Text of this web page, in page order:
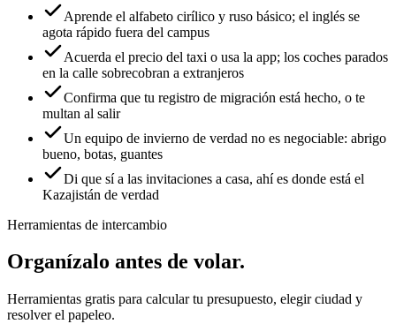
Aprende el alfabeto cirílico y ruso básico; el inglés se
agota rápido fuera del campus
Acuerda el precio del taxi o usa la app; los coches parados
en la calle sobrecobran a extranjeros
Confirma que tu registro de migración está hecho, o te
multan al salir
Un equipo de invierno de verdad no es negociable: abrigo
bueno, botas, guantes
Di que sí a las invitaciones a casa, ahí es donde está el
Kazajistán de verdad
Herramientas de intercambio
Organízalo antes de volar.
Herramientas gratis para calcular tu presupuesto, elegir ciudad y
resolver el papeleo.